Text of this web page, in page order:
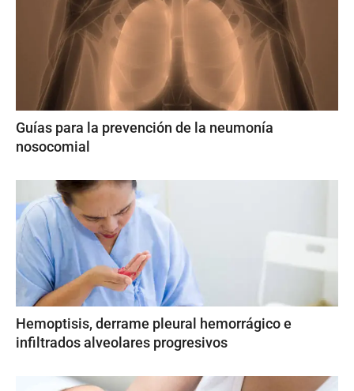
Guías para la prevención de la neumonía
nosocomial
Hemoptisis, derrame pleural hemorrágico e
infiltrados alveolares progresivos